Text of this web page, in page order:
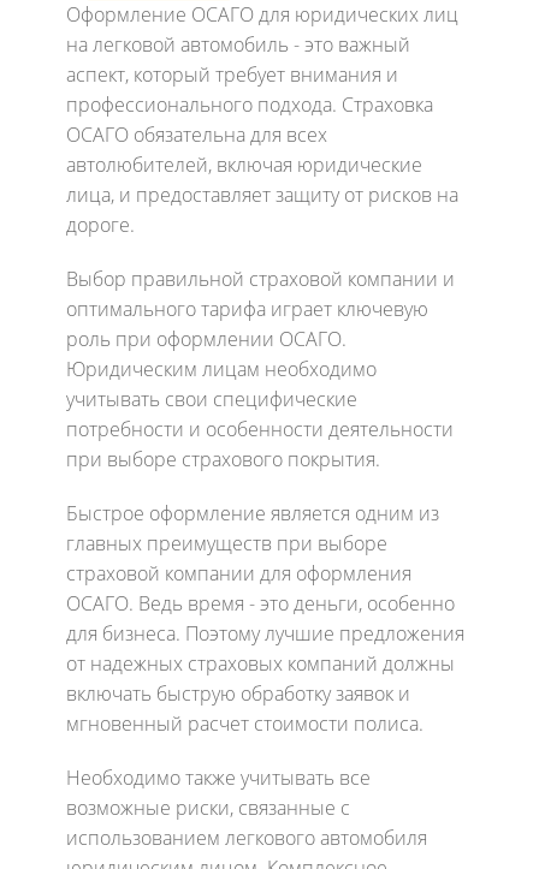
Оформление ОСАГО для юридических лиц
на легковой автомобиль - это важный
аспект, который требует внимания и
профессионального подхода. Страховка
ОСАГО обязательна для всех
автолюбителей, включая юридические
лица, и предоставляет защиту от рисков на
дороге.
Выбор правильной страховой компании и
оптимального тарифа играет ключевую
роль при оформлении ОСАГО.
Юридическим лицам необходимо
учитывать свои специфические
потребности и особенности деятельности
при выборе страхового покрытия.
Быстрое оформление является одним из
главных преимуществ при выборе
страховой компании для оформления
ОСАГО. Ведь время - это деньги, особенно
для бизнеса. Поэтому лучшие предложения
от надежных страховых компаний должны
включать быструю обработку заявок и
мгновенный расчет стоимости полиса.
Необходимо также учитывать все
возможные риски, связанные с
использованием легкового автомобиля